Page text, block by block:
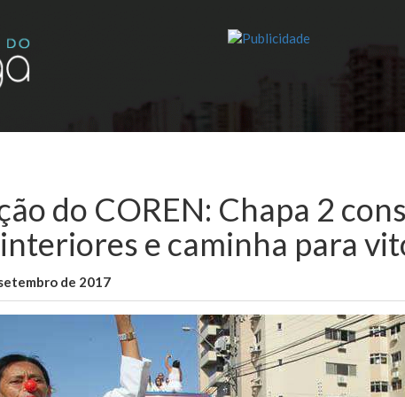
do COREN: Chapa 2
e caminha para
de 2017